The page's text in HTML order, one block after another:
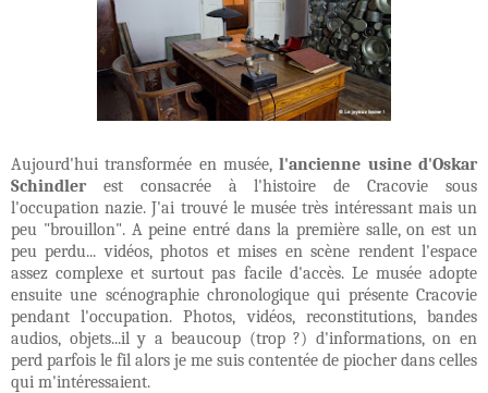
Aujourd'hui transformée en musée,l'ancienne usine d'Oskar
Schindlerest consacrée à l'histoire de Cracovie sous
l'occupation nazie. J'ai trouvé le musée très intéressant mais un
peu "brouillon". A peine entré dans la première salle, on est un
peu perdu... vidéos, photos et mises en scène rendent l'espace
assez complexe et surtout pas facile d'accès. Le musée adopte
ensuite une scénographie chronologique qui présente Cracovie
pendant l'occupation. Photos, vidéos, reconstitutions, bandes
audios, objets...il y a beaucoup (trop ?) d'informations, on en
perd parfois le fil alors je me suis contentée de piocher dans celles
qui m'intéressaient.